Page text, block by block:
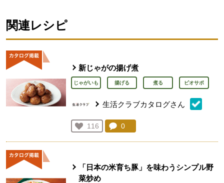
関連レシピ
新じゃがの揚げ煮
じゃがいも 揚げる 煮る ビオサポ
生活クラブカタログさん
お気に入り登録：
116
人が登録
コメント：
0
「日本の米育ち豚」を味わうシンプル野
菜炒め